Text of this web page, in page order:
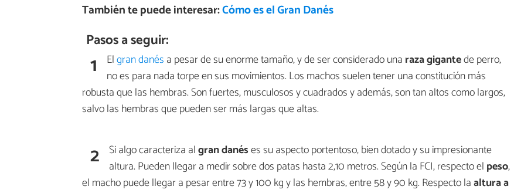
También te puede interesar:Cómo es el Gran Danés
Pasos a seguir:
1 Elgran danés a pesar de su enorme tamaño, y de ser considerado una raza gigantede perro,
no es para nada torpe en sus movimientos. Los machos suelen tener una constitución más
robusta que las hembras. Son fuertes, musculosos y cuadrados y además, son tan altos como largos,
salvo las hembras que pueden ser más largas que altas.
2 Si algo caracteriza algran danéses su aspecto portentoso, bien dotado y su impresionante
altura. Pueden llegar a medir sobre dos patas hasta 2,10 metros. Según la FCI, respecto el peso,
el macho puede llegar a pesar entre 73 y 100 kg y las hembras, entre 58 y 90 kg. Respecto laaltura a